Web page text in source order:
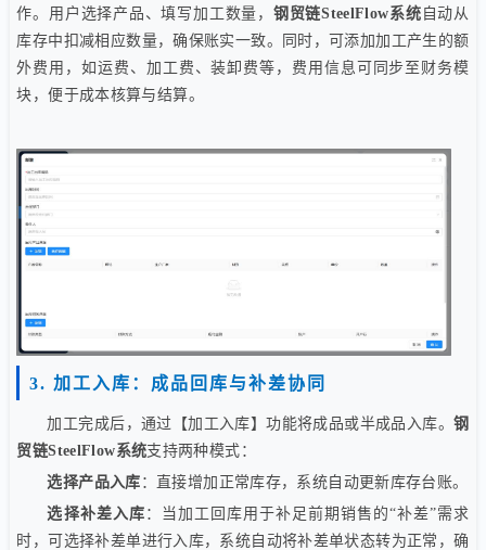
作。用户选择产品、填写加工数量， 钢贸链SteelFlow系统 自动从
库存中扣减相应数量，确保账实一致。同时，可添加加工产生的额
外费用，如运费、加工费、装卸费等，费用信息可同步至财务模
块，便于成本核算与结算。
3. 加工入库：成品回库与补差协同
加工完成后，通过【加工入库】功能将成品或半成品入库。钢
贸链SteelFlow系统支持两种模式：
选择产品入库 ：直接增加正常库存，系统自动更新库存台账。
选择补差入库 ：当加工回库用于补足前期销售的“补差”需求
时，可选择补差单进行入库，系统自动将补差单状态转为正常，确